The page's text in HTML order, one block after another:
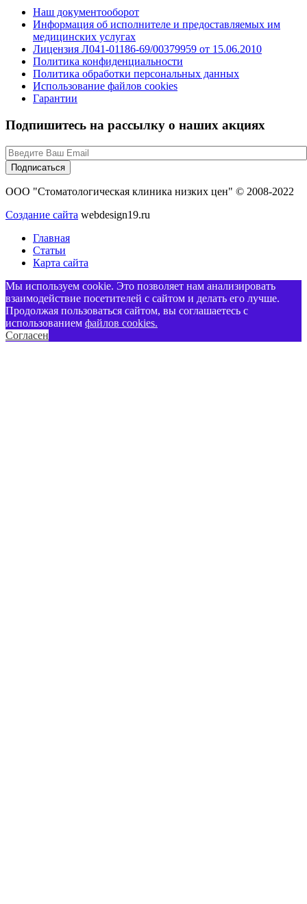
Наш документооборот
Информация об исполнителе и предоставляемых им
медицинских услугах
Лицензия Л041-01186-69/00379959 от 15.06.2010
Политика конфиденциальности
Политика обработки персональных данных
Использование файлов cookies
Гарантии
Подпишитесь на рассылку о наших акциях
ООО "Стоматологическая клиника низких цен" © 2008-2022
Создание сайта webdesign19.ru
Главная
Статьи
Карта сайта
Мы используем cookie. Это позволяет нам анализировать
взаимодействие посетителей с сайтом и делать его лучше.
Продолжая пользоваться сайтом, вы соглашаетесь с
использованием файлов cookies.
Согласен